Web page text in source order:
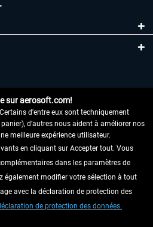
DERNIÈRES
sur aerosoft.com!
d'entre eux sont techniquement
d'autres nous aident à améliorer nos
meilleure expérience utilisateur.
en cliquant sur Accepter tout. Vous
dans les paramètres de
également modifier votre sélection à tout
avec la déclaration de protection des
de protection des données.